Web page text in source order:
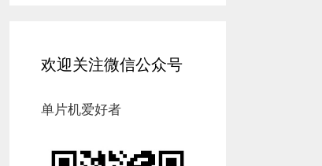
欢迎关注微信公众号
单片机爱好者